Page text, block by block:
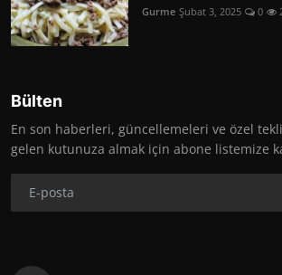
Gurme Şubat 3, 2025 0
Bülten
En son haberleri, güncellemeleri ve özel
gelen kutunuza almak için abone listemize